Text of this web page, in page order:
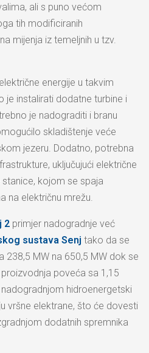
ali s puno većom
tih modificiranih
mijenja iz temeljnih u tzv.
energije u takvim
je instalirati dodatne turbine i
je nadograditi i branu
skladištenje veće
jezeru. Dodatno, potrebna
uključujući električne
kojom se spaja
na električnu mrežu.
2 primjer nadogradnje već
sustava Senj tako da se
238,5 MW na 650,5 MW dok se
poveća sa 1,15
hidroenergetski
vršne elektrane, što će dovesti
dodatnih spremnika